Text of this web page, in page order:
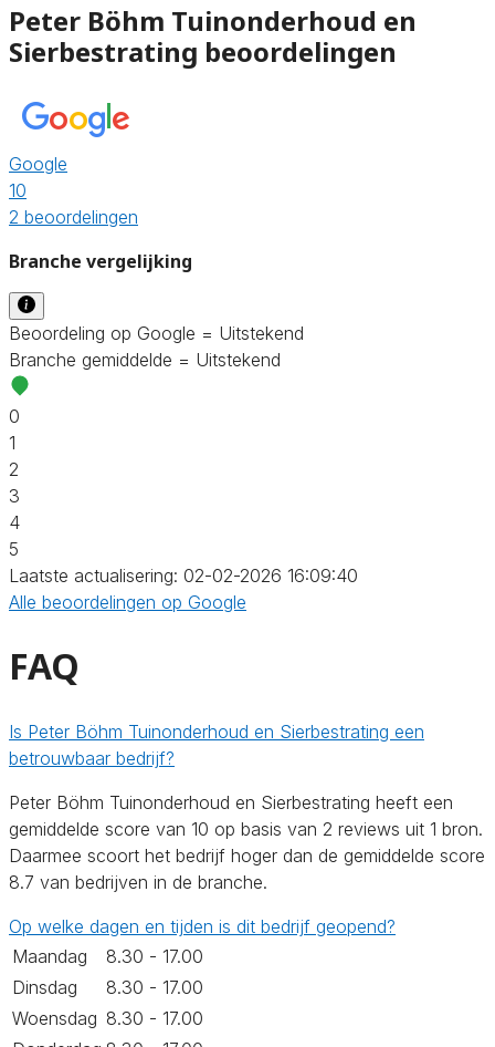
Peter Böhm Tuinonderhoud en
Sierbestrating beoordelingen
Google
10
2 beoordelingen
Branche vergelijking
Beoordeling op Google = Uitstekend
Branche gemiddelde = Uitstekend
0
1
2
3
4
5
Laatste actualisering: 02-02-2026 16:09:40
Alle beoordelingen op Google
FAQ
Is Peter Böhm Tuinonderhoud en Sierbestrating een
betrouwbaar bedrijf?
Peter Böhm Tuinonderhoud en Sierbestrating heeft een
gemiddelde score van 10 op basis van 2 reviews uit 1 bron.
Daarmee scoort het bedrijf hoger dan de gemiddelde score
8.7 van bedrijven in de branche.
Op welke dagen en tijden is dit bedrijf geopend?
Maandag
8.30 - 17.00
Dinsdag
8.30 - 17.00
Woensdag 8.30 - 17.00